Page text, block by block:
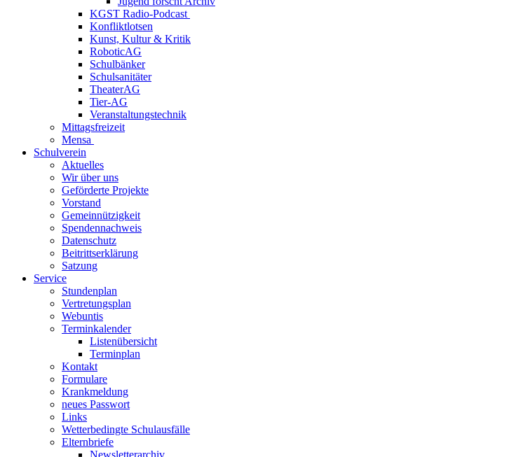
KGST Radio-Podcast
Konfliktlotsen
Kunst, Kultur & Kritik
RoboticAG
Schulbänker
Schulsanitäter
TheaterAG
Tier-AG
Veranstaltungstechnik
Mittagsfreizeit
Mensa
Schulverein
Aktuelles
Wir über uns
Geförderte Projekte
Vorstand
Gemeinnützigkeit
Spendennachweis
Datenschutz
Beitrittserklärung
Satzung
Service
Stundenplan
Vertretungsplan
Webuntis
Terminkalender
Listenübersicht
Terminplan
Kontakt
Formulare
Krankmeldung
neues Passwort
Links
Wetterbedingte Schulausfälle
Elternbriefe
Newsletterarchiv